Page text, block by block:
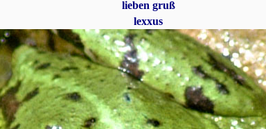
lieben gruß
lexxus